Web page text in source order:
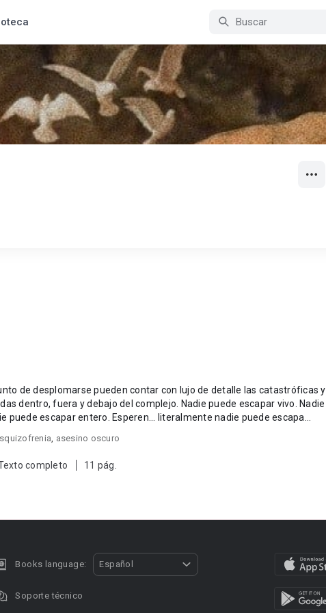
de desplomarse pueden contar con lujo de detalle las catastróficas y
y debajo del complejo. Nadie puede escapar vivo. Nadie
puede escapar sano. Nadie puede escapar entero. Esperen... literalmente nadie puede escapa...
, asesino oscuro
completo 11 pág.
Books language: Español
Soporte técnico